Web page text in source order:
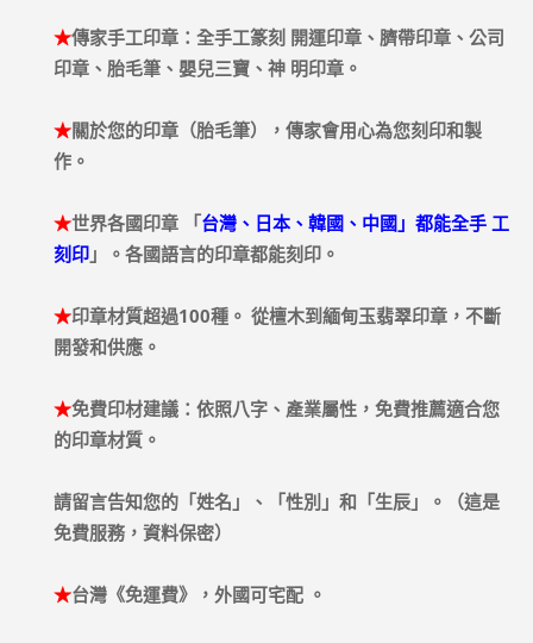
★傳家手工印章：全手工篆刻 開運印章、臍帶印章、公司
印章、胎毛筆、嬰兒三寶、神 明印章。
★關於您的印章（胎毛筆），傳家會用心為您刻印和製
作。
★世界各國印章 「台灣、日本、韓國、中國」都能全手 工
刻印」。各國語言的印章都能刻印。
★印章材質超過100種。 從檀木到緬甸玉翡翠印章，不斷
開發和供應。
★免費印材建議：依照八字、產業屬性，免費推薦適合您
的印章材質。
請留言告知您的「姓名」、「性別」和「生辰」。（這是
免費服務，資料保密）
★台灣《免運費》，外國可宅配 。